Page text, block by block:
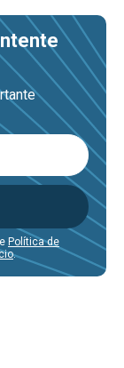
Política de
.